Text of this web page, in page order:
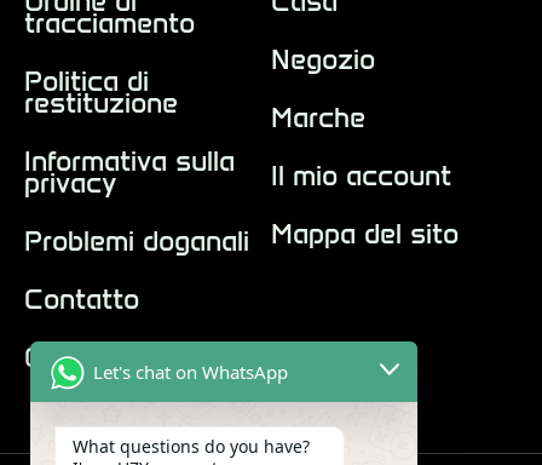
tracciamento
Politica di
restituzione
Informativa sulla
privacy
Problemi doganali
Contatto
Chi siamo
Negozio
Marche
Il mio account
Mappa del sito
Let's chat on WhatsApp
What questions do you have?